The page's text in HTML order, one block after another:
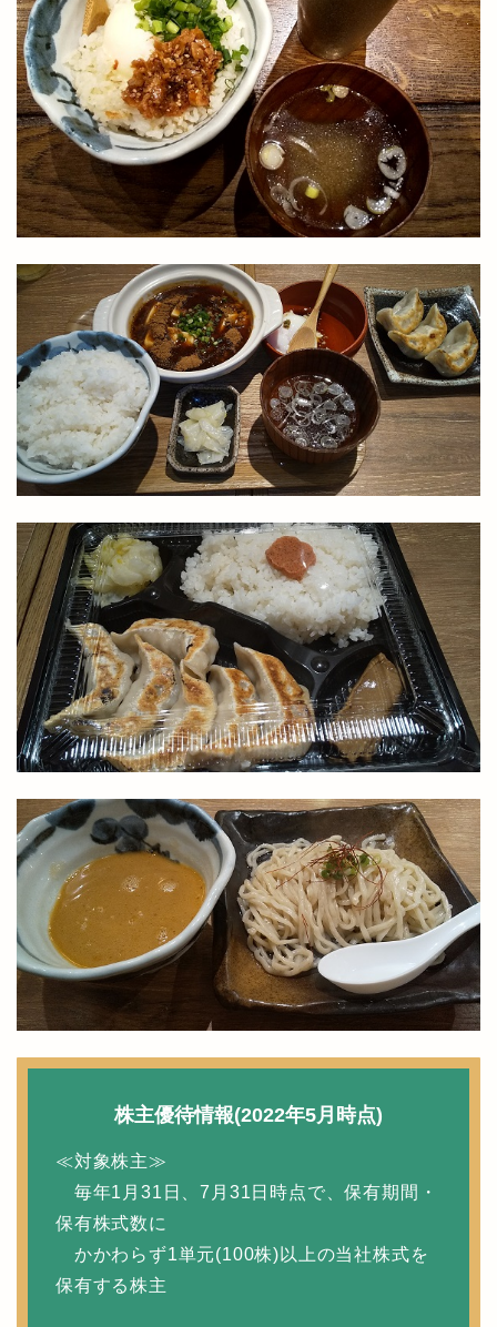
株主優待情報(2022年5月時点)
≪対象株主≫
毎年1月31日、7月31日時点で、保有期間・
保有株式数に
かかわらず1単元(100株)以上の当社株式を
保有する株主